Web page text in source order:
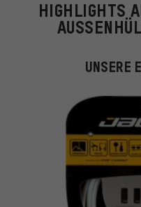
HIGHLIGHTS
UNSERE